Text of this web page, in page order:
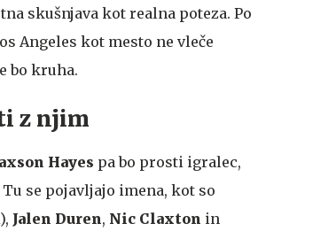
skušnjava kot realna poteza. Po
Angeles kot mesto ne vleče
bo kruha.
z njim
Hayes pa bo prosti igralec,
se pojavljajo imena, kot so
Jalen Duren, Nic Claxton in